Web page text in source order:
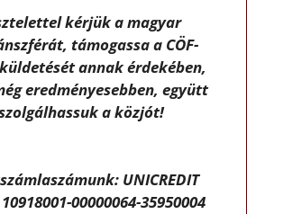
kérjük a magyar
támogassa a CÖF-
küldetését annak érdekében,
eredményesebben, együtt
a közjót!
UNICREDIT
00000064-35950004